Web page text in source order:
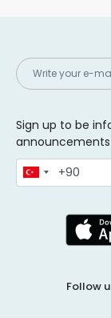
Sign up to be
Follow